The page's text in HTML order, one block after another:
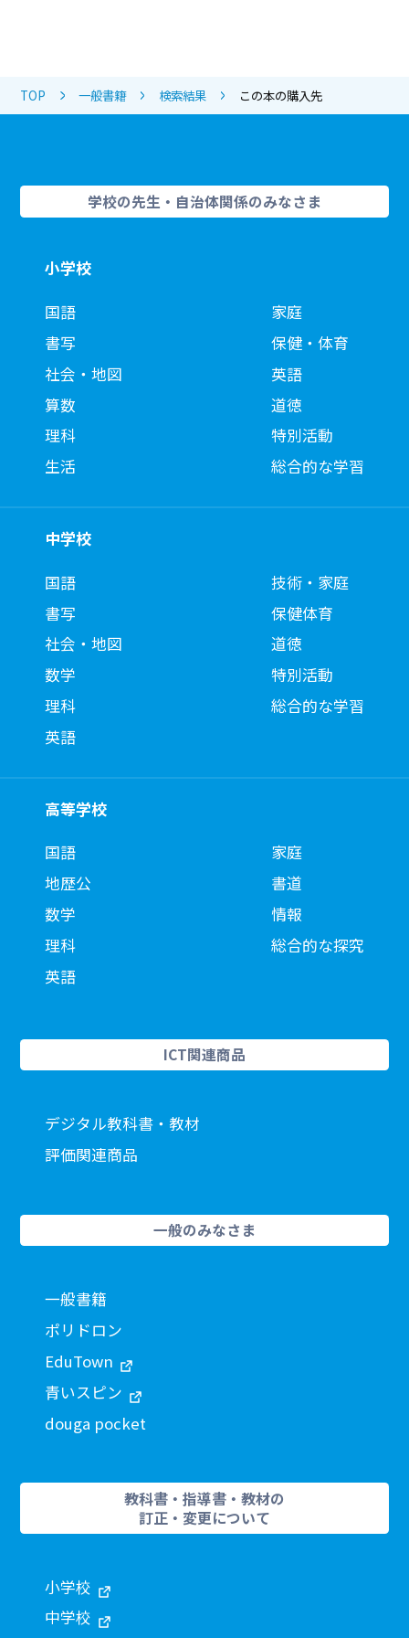
TOP 一般書籍 検索結果 この本の購入先
学校の先生・自治体関係のみなさま
小学校
国語
書写
社会・地図
算数
理科
生活
家庭
保健・体育
英語
道徳
特別活動
総合的な学習
中学校
国語
書写
社会・地図
数学
理科
英語
技術・家庭
保健体育
道徳
特別活動
総合的な学習
高等学校
国語
地歴公
数学
理科
英語
家庭
書道
情報
総合的な探究
ICT関連商品
デジタル教科書・教材
評価関連商品
一般のみなさま
一般書籍
ポリドロン
EduTown
青いスピン
douga pocket
教科書・指導書・教材の
訂正・変更について
小学校
中学校